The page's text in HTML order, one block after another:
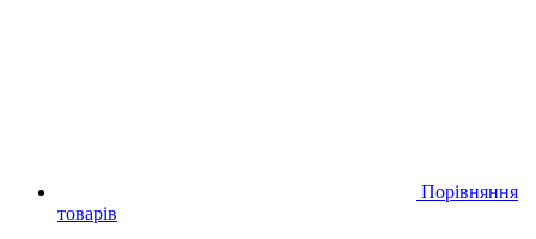
Порівняння
товарів